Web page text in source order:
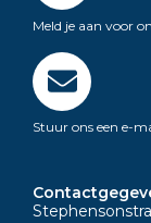
Meld je aan voor
Stuur ons een e-